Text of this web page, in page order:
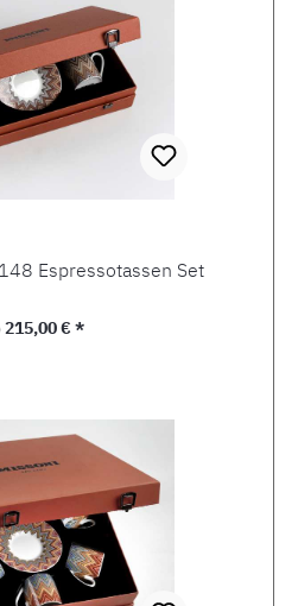
Espressotassen Set
Preis:
215,00 € *